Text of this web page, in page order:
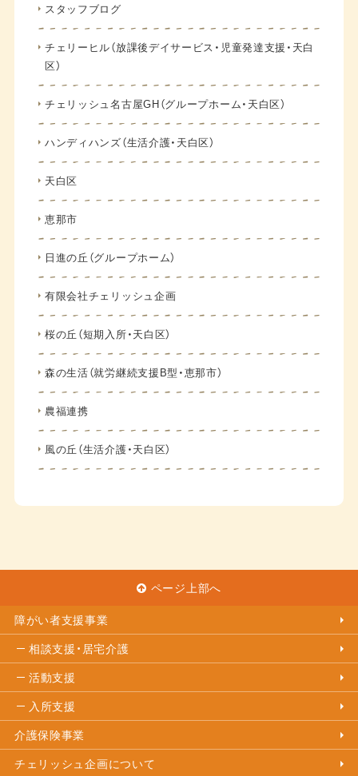
スタッフブログ
チェリーヒル（放課後デイサービス・児童発達支援・天白
区）
チェリッシュ名古屋GH（グループホーム・天白区）
ハンディハンズ（生活介護・天白区）
天白区
恵那市
日進の丘（グループホーム）
有限会社チェリッシュ企画
桜の丘（短期入所・天白区）
森の生活（就労継続支援B型・恵那市）
農福連携
風の丘（生活介護・天白区）
ページ上部へ
障がい者支援事業
相談支援・居宅介護
活動支援
入所支援
介護保険事業
チェリッシュ企画について